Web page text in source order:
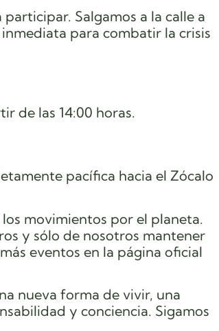
Salgamos a la calle a
para combatir la crisis
de las 14:00 horas.
pacífica hacia el Zócalo
movimientos por el planeta.
y sólo de nosotros mantener
eventos en la página oficial
nueva forma de vivir, una
y conciencia. Sigamos